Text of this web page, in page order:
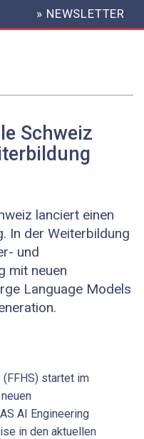
HEADER
MENU
» NEWSLETTER
Schweiz
lanciert einen
In der Weiterbildung
und
mit neuen
Language Models
startet im
AI Engineering
in den aktuellen